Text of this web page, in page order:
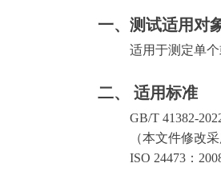
一、测试适用对
适用于测定单
二、 适用标准
GB/T 41382-
（本文件修改
ISO 24473：